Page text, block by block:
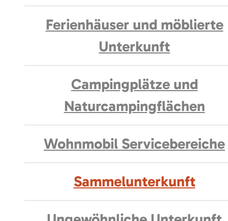
Ferienhäuser und möblierte
Unterkunft
Campingplätze und
Naturcampingflächen
Wohnmobil Servicebereiche
Sammelunterkunft